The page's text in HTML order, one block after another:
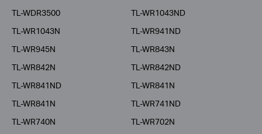
TL-WDR3500
TL-WR1043ND
TL-WR1043N
TL-WR941ND
TL-WR945N
TL-WR843N
TL-WR842N
TL-WR842ND
TL-WR841ND
TL-WR841N
TL-WR841N
TL-WR741ND
TL-WR740N
TL-WR702N